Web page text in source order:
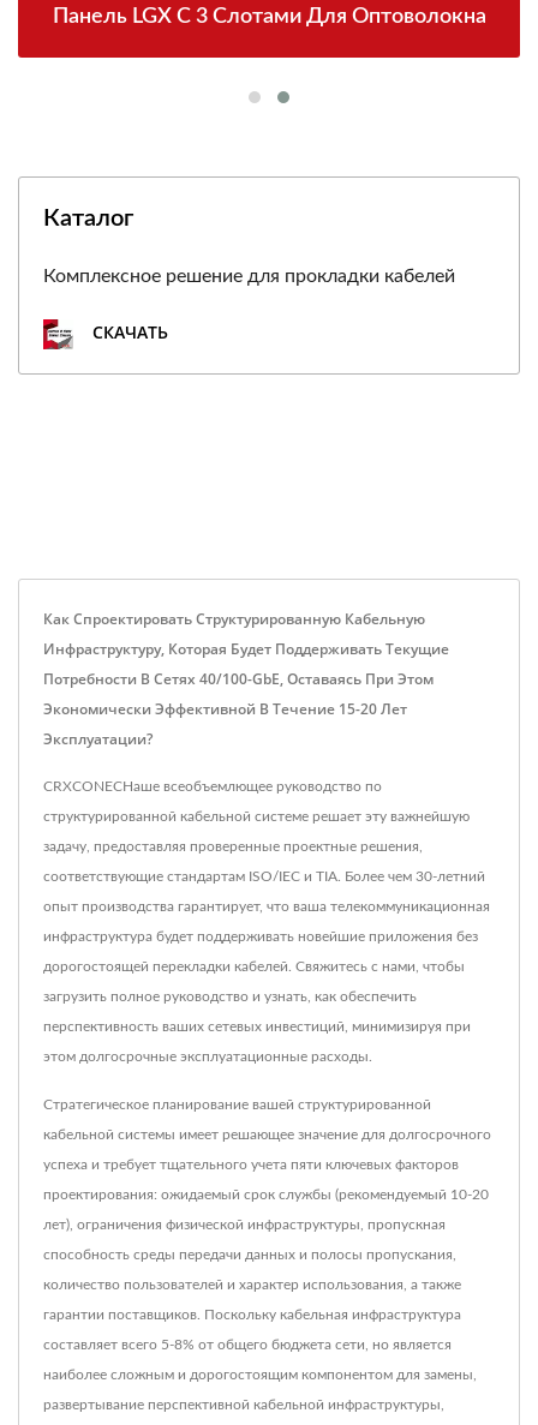
Панель LGX С 3 Слотами Для Оптоволокна
Каталог
Комплексное решение для прокладки кабелей
СКАЧАТЬ
Как Спроектировать Структурированную Кабельную
Инфраструктуру, Которая Будет Поддерживать Текущие
Потребности В Сетях 40/100-GbE, Оставаясь При Этом
Экономически Эффективной В Течение 15-20 Лет
Эксплуатации?
CRXCONECНаше всеобъемлющее руководство по
структурированной кабельной системе решает эту важнейшую
задачу, предоставляя проверенные проектные решения,
соответствующие стандартам ISO/IEC и TIA. Более чем 30-летний
опыт производства гарантирует, что ваша телекоммуникационная
инфраструктура будет поддерживать новейшие приложения без
дорогостоящей перекладки кабелей. Свяжитесь с нами, чтобы
загрузить полное руководство и узнать, как обеспечить
перспективность ваших сетевых инвестиций, минимизируя при
этом долгосрочные эксплуатационные расходы.
Стратегическое планирование вашей структурированной
кабельной системы имеет решающее значение для долгосрочного
успеха и требует тщательного учета пяти ключевых факторов
проектирования: ожидаемый срок службы (рекомендуемый 10-20
лет), ограничения физической инфраструктуры, пропускная
способность среды передачи данных и полосы пропускания,
количество пользователей и характер использования, а также
гарантии поставщиков. Поскольку кабельная инфраструктура
составляет всего 5-8% от общего бюджета сети, но является
наиболее сложным и дорогостоящим компонентом для замены,
развертывание перспективной кабельной инфраструктуры,